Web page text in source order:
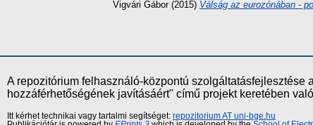
Vigvári Gábor(2015) Válság az eurozónában -
A repozitórium felhasználó-központú
hozzáférhetőségének javításáért" című projekt keretében
Itt kérhet technikai vagy tartalmi segítséget: repozitorium AT uni-bge.hu